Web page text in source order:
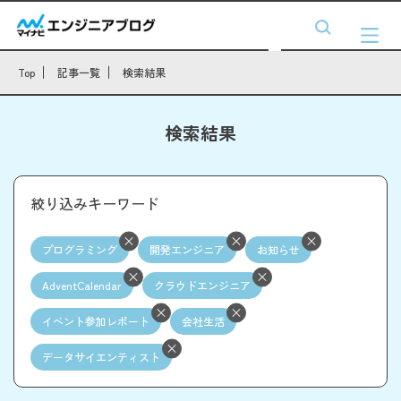
Top 記事一覧 検索結果
検索結果
絞り込みキーワード
プログラミング 開発エンジニア お知らせ
AdventCalendar クラウドエンジニア
イベント参加レポート 会社生活
データサイエンティスト